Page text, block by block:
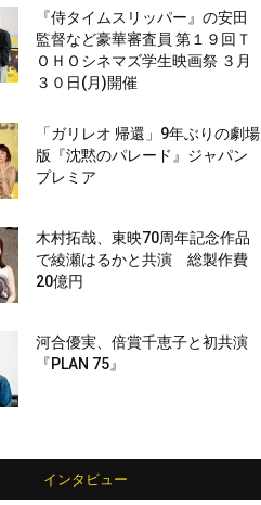
『侍タイムスリッパー』の安田
監督など豪華審査員 第１９回Ｔ
ＯＨＯシネマズ学生映画祭 ３月
３０日(月)開催
「ガリレオ 帰還」9年ぶりの劇場
版『沈黙のパレード』ジャパン
プレミア
木村拓哉、東映70周年記念作品
で綾瀬はるかと共演 総製作費
20億円
河合優実、倍賞千恵子と初共演
『PLAN 75』
インタビュー